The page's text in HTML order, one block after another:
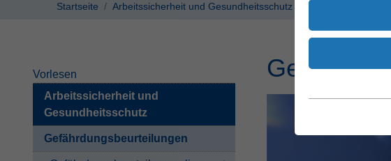
Startseite Arbeitssicherheit und Gesundheitsschutz
Vorlesen
Arbeitssicherheit und
Gesundheitsschutz
Gefährdungsbeurteilungen
Essentielle
einwandfrei